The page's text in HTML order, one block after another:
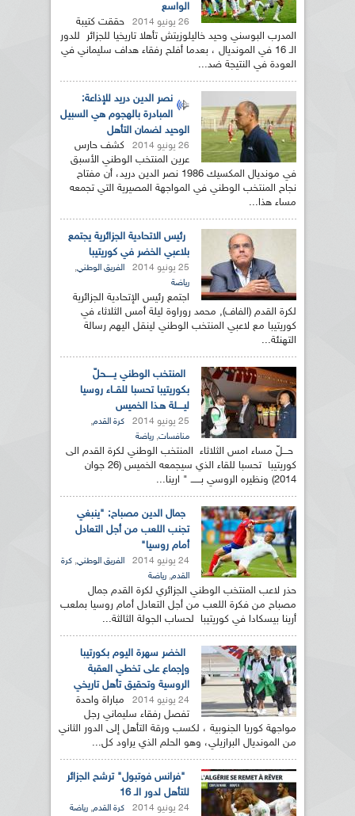
الواسع
26 يونيو 2014
حققت كتيبة
المدرب البوسني وحيد خاليلوزيتش تأهلا تاريخيا للجزائر للدور
الـ 16 في المونديال ، بعدما أفلح رفقاء هداف سليماني في
العودة في النتيجة ضد...
نصر الدين دريد للإذاعة:
المبادرة بالهجوم هي السبيل
الوحيد لضمان التأهل
26 يونيو 2014
كشف حارس
عرين المنتخب الوطني الأسبق
في مونديال المكسيك 1986 نصر الدين دريد، أن مفتاح
نجاح المنتخب الوطني في المواجهة المصيرية التي تجمعه
مساء هذا...
رئيس الاتحادية الجزائرية يجتمع
بلاعبي الخضر في كوريتيبا
25 يونيو 2014 الفريق الوطني,
رياضة
اجتمع رئيس الإتحادية الجزائرية
لكرة القدم (الفاف), محمد روراوة ليلة أمس الثلاثاء في
كوريتيبا مع لاعبي المنتخب الوطني لينقل اليهم رسالة
التهنئة...
المنتخب الوطني يـــــحلّ
بكوريتيبا تحسبا للقــاء روسيا
ليــــلة هـذا الخميس
25 يونيو 2014 كرة القدم,
منافسات, رياضة
حـــلّ مساء امس الثلاثاء المنتخب الوطني لكرة القدم الى
كوريتيبا تحسبا للقاء الذي سيجمعه الخميس (26 جوان
2014) ونظيره الروسي بــــــ " ارينا...
جمال الدين مصباح: "ينبغي
تجنب اللعب من أجل التعادل
أمام روسيا"
24 يونيو 2014 الفريق الوطني, كرة
القدم, رياضة
حذر لاعب المنتخب الوطني الجزائري لكرة القدم جمال
مصباح من فكرة اللعب من أجل التعادل أمام روسيا بملعب
أرينا بيسكادا في كوريتيبا لحساب الجولة الثالثة...
الخضر سهرة اليوم بكورتيبا
وإجماع على تخطي العقبة
الروسية وتحقيق تأهل تاريخي
24 يونيو 2014
مباراة واحدة
تفصل رفقاء سليماني رجل
مواجهة كوريا الجنوبية ، لكسب ورقة التأهل إلى الدور الثاني
من المونديال البرازيلي، وهو الحلم الذي يراود كل...
"فرانس فوتبول" ترشح الجزائر
للتأهل لدور الـ 16
24 يونيو 2014 كرة القدم, رياضة